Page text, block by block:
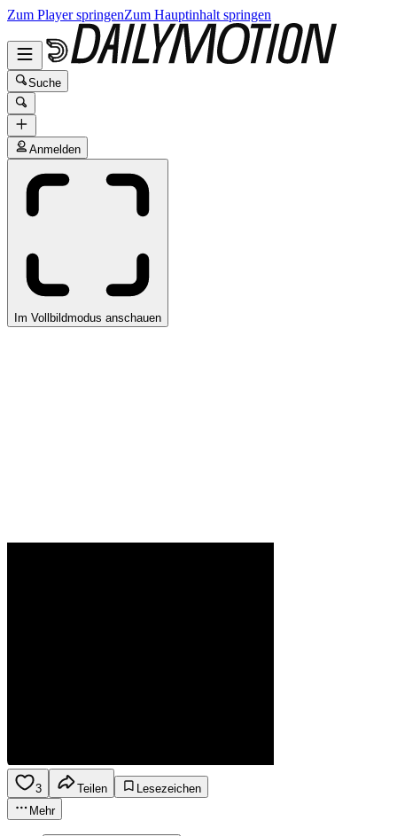
Zum Player springenZum Hauptinhalt springen
Suche
Anmelden
Im Vollbildmodus anschauen
3 Teilen
Lesezeichen
Mehr